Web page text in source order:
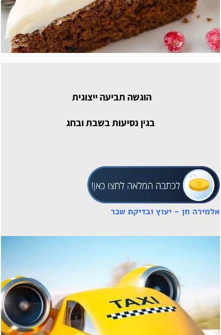
הוגשה תביעה ייצוגית
בגין נסיעות בשבת ובחג
אלמירה חן - יעוץ ובדיקת שכר